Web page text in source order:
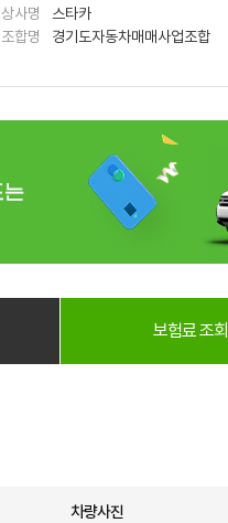
상사명
스타카
조합명
경기도자동차매매사업조합
보험료 조회
차량사진